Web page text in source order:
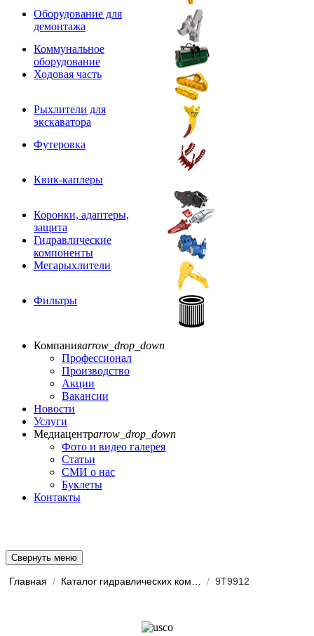
Оборудование для
демонтажа
Коммунальное
оборудование
Ходовая часть
Рыхлители для
экскаватора
Футеровка
Квик-каплеры
Коронки, адаптеры,
защита
Гидравлические
компоненты
Мегарыхлители
Фильтры
Компанияarrow_drop_down
Профессионал
Производство
Акции
Вакансии
Новости
Услуги
Медиацентрarrow_drop_down
Фото и видео галерея
Статьи
СМИ о нас
Буклеты
Контакты
Свернуть меню
Главная / / 9T9912